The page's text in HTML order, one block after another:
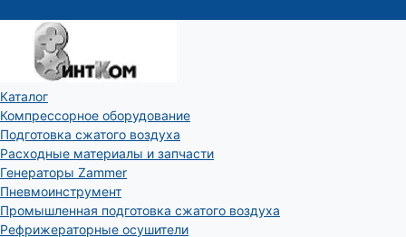
Каталог
Компрессорное оборудование
Подготовка сжатого воздуха
Расходные материалы и запчасти
Генераторы Zammer
Пневмоинструмент
Промышленная подготовка сжатого воздуха
Рефрижераторные осушители